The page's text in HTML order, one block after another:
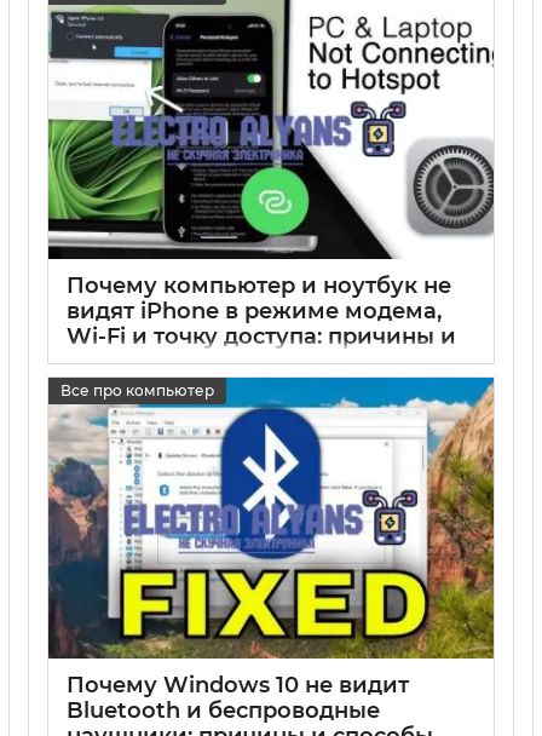
Почему компьютер и ноутбук не
видят iPhone в режиме модема,
Wi-Fi и точку доступа: причины и
решения
17 05 2025 0
Все про компьютер
Почему Windows 10 не видит
Bluetooth и беспроводные